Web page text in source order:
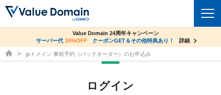
ドメイントップ
co.jpドメイン✕コアサーバーV2ビジネス応援キャンペーン
サーバー料金1年間無料
詳細
Value Domain 24周年キャンペーン
サーバー代 24%OFF クーポンGET＆その他特典あり！ 詳細
ドメイン取得ならバリュードメイン
.jpドメイン 事前予約（バックオーダー）のお申込み
ログイン